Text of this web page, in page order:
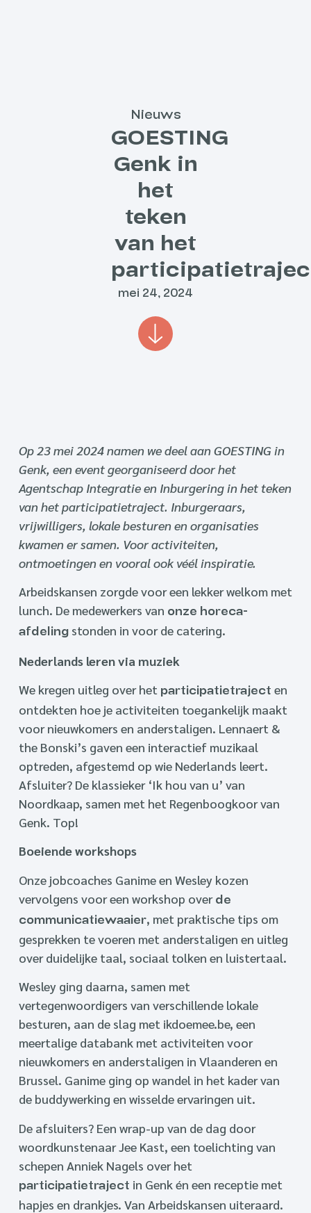
Nieuws
GOESTING
Genk in
het
teken
van het
mei 24, 2024
Op 23 mei 2024 namen we deel aan GOESTING in
Genk, een event georganiseerd door het
Agentschap Integratie en Inburgering in het teken
van het participatietraject. Inburgeraars,
vrijwilligers, lokale besturen en organisaties
kwamen er samen. Voor activiteiten,
ontmoetingen en vooral ook véél inspiratie.
Arbeidskansen zorgde voor een lekker welkom met
lunch. De medewerkers van onze horeca-
afdelingstonden in voor de catering.
Nederlands leren via muziek
We kregen uitleg over het participatietraject en
ontdekten hoe je activiteiten toegankelijk maakt
voor nieuwkomers en anderstaligen. Lennaert &
the Bonski’s gaven een interactief muzikaal
optreden, afgestemd op wie Nederlands leert.
Afsluiter? De klassieker ‘Ik hou van u’ van
Noordkaap, samen met het Regenboogkoor van
Genk. Top!
Boeiende workshops
Onze jobcoaches Ganime en Wesley kozen
vervolgens voor een workshop overde
communicatiewaaier, met praktische tips om
gesprekken te voeren met anderstaligen en uitleg
over duidelijke taal, sociaal tolken en luistertaal.
Wesley ging daarna, samen met
vertegenwoordigers van verschillende lokale
besturen, aan de slag met ikdoemee.be, een
meertalige databank met activiteiten voor
nieuwkomers en anderstaligen in Vlaanderen en
Brussel. Ganime ging op wandel in het kader van
de buddywerking en wisselde ervaringen uit.
De afsluiters? Een wrap-up van de dag door
woordkunstenaar Jee Kast, een toelichting van
schepen Anniek Nagels over het
participatietraject in Genk én een receptie met
hapjes en drankjes. Van Arbeidskansen uiteraard.